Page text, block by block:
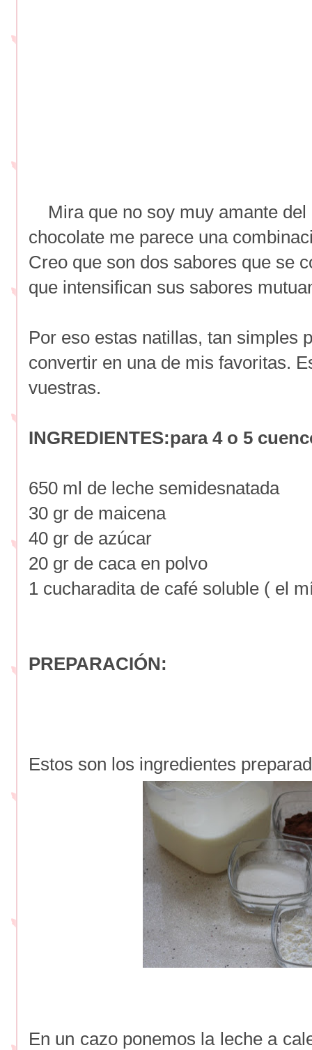
Mira que no soy muy amante del
chocolate me parece una
Creo que son dos sabores que se
que intensifican sus sabores
Por eso estas natillas, tan simples
convertir en una de mis favoritas.
vuestras.
INGREDIENTES:para 4 o 5
650 ml de leche semidesnatada
30 gr de maicena
40 gr de azúcar
20 gr de caca en polvo
1 cucharadita de café soluble ( el
PREPARACIÓN:
Estos son los ingredientes
En un cazo ponemos la leche a